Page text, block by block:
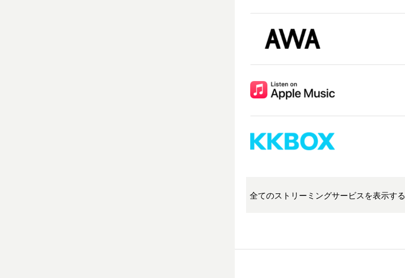
全てのストリーミングサービスを表示する